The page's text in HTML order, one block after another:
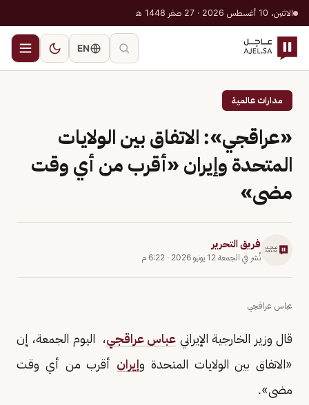
الاثنين، 10 أغسطس 2026 · 27 صفر 1448 هـ
EN
مدارات عالمية
«عراقجي»: الاتفاق بين الولايات
المتحدة وإيران «أقرب من أي وقت
مضى»
فريق التحرير
نُشر في الجمعة 12 يونيو 2026 · 6:22 م
عباس عراقجي
قال وزير الخارجية الإيراني عباس عراقجي، اليوم الجمعة، إن
«الاتفاق بين الولايات المتحدة وإيران أقرب من أي وقت
مضى».